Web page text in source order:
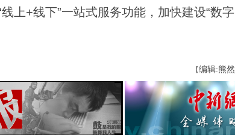
上+线下”一站式服务功能，加快建设“数字
【编辑:熊然